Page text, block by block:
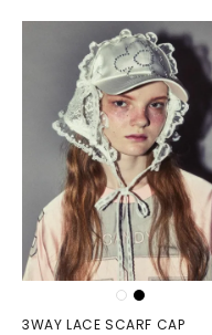
3WAY LACE SCARF CAP